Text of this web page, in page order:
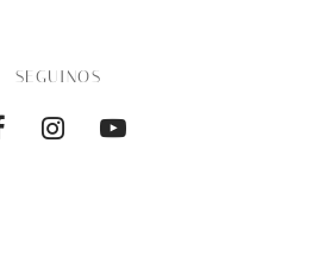
SEGUINOS